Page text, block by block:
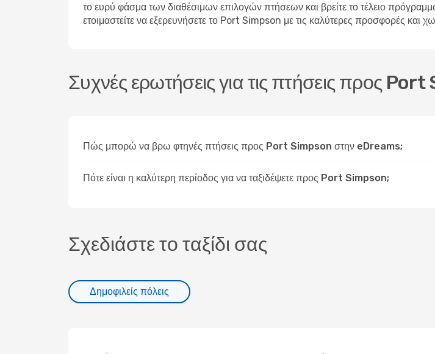
το ευρύ φάσμα των διαθέσιμων επιλογών πτήσεων και βρείτε το τέλειο
ετοιμαστείτε να εξερευνήσετε το Port Simpson με τις καλύτερες προσφορές
Συχνές ερωτήσεις για τις πτήσεις προς
Πώς μπορώ να βρω φτηνές πτήσεις προς Port Simpson στην eDreams;
Πότε είναι η καλύτερη περίοδος για να ταξιδέψετε προς Port Simpson;
Σχεδιάστε το ταξίδι σας
Δημοφιλείς πόλεις